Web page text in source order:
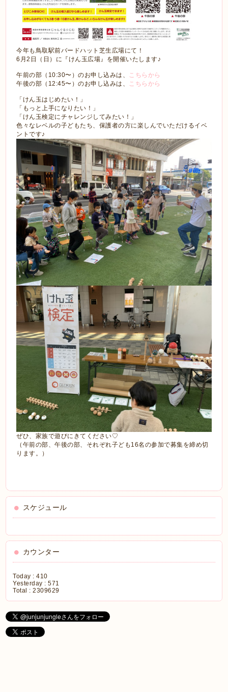
今年も鳥取駅前バードハット芝生広場にて！
6月2日（日）に『けん玉広場』を開催いたします♪
午前の部（10:30〜）のお申し込みは、 こちらから
午後の部（12:45〜）のお申し込みは、 こちらから
「けん玉はじめたい！」
「もっと上手になりたい！」
「けん玉検定にチャレンジしてみたい！」
色々なレベルの子どもたち、保護者の方に楽しんでいただけるイベ
ントです♪
ぜひ、家族で遊びにきてください♡
（午前の部、午後の部、それぞれ子ども16名の参加で募集を締め切
ります。）
スケジュール
カウンター
Today :410
Yesterday :571
Total :2309629